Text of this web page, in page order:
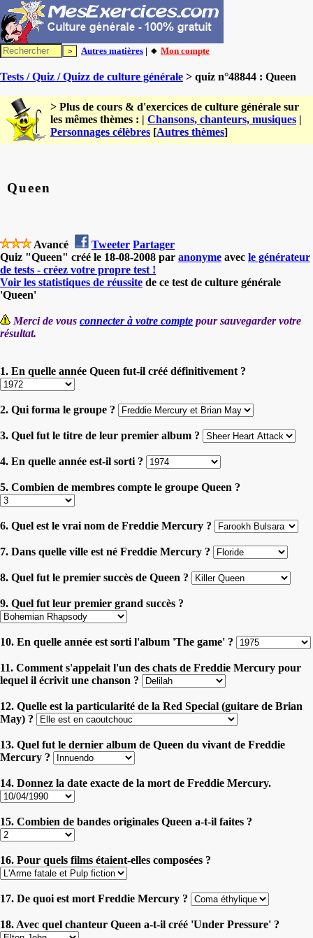
Autres matières | 🔸 Mon compte
Tests / Quiz / Quizz de culture générale > quiz n°48844 : Queen
> Plus de cours & d'exercices de culture générale sur
les mêmes thèmes : | Chansons, chanteurs, musiques |
Personnages célèbres [Autres thèmes]
Queen
Avancé Tweeter Partager
Quiz "Queen" créé le 18-08-2008 par anonyme avec le générateur
de tests - créez votre propre test !
Voir les statistiques de réussite de ce test de culture générale
'Queen'
Merci de vous connecter à votre compte pour sauvegarder votre
résultat.
1. En quelle année Queen fut-il créé définitivement ?
2. Qui forma le groupe ?
3. Quel fut le titre de leur premier album ?
4. En quelle année est-il sorti ?
5. Combien de membres compte le groupe Queen ?
6. Quel est le vrai nom de Freddie Mercury ?
7. Dans quelle ville est né Freddie Mercury ?
8. Quel fut le premier succès de Queen ?
9. Quel fut leur premier grand succès ?
10. En quelle année est sorti l'album 'The game' ?
11. Comment s'appelait l'un des chats de Freddie Mercury pour
lequel il écrivit une chanson ?
12. Quelle est la particularité de la Red Special (guitare de Brian
May) ?
13. Quel fut le dernier album de Queen du vivant de Freddie
Mercury ?
14. Donnez la date exacte de la mort de Freddie Mercury.
15. Combien de bandes originales Queen a-t-il faites ?
16. Pour quels films étaient-elles composées ?
17. De quoi est mort Freddie Mercury ?
18. Avec quel chanteur Queen a-t-il créé 'Under Pressure' ?